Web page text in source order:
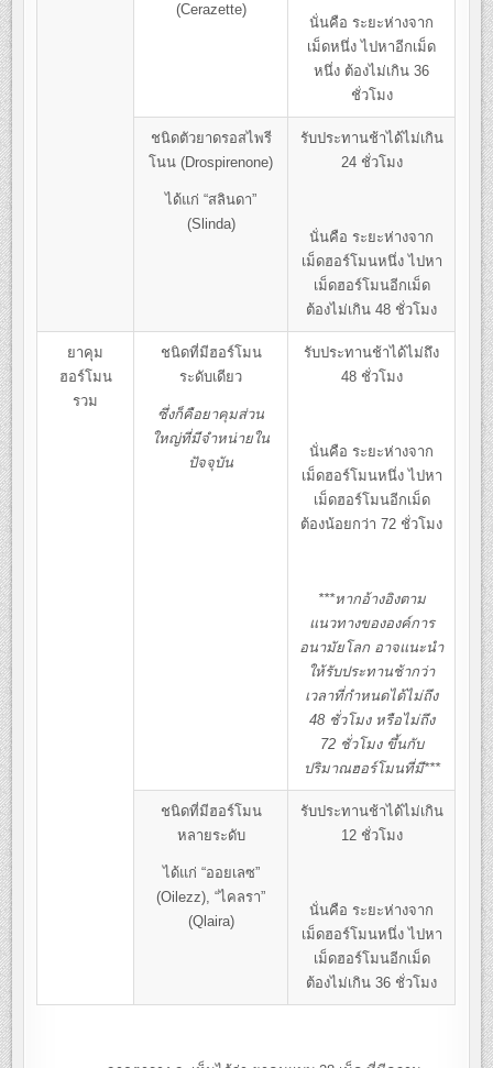
(Cerazette)
นั่นคือ ระยะห่างจาก
เม็ดหนึ่ง ไปหาอีกเม็ด
หนึ่ง ต้องไม่เกิน 36
ชั่วโมง
ชนิดตัวยาดรอสไพรี
โนน (Drospirenone)
ได้แก่ “สลินดา”
(Slinda)
รับประทานช้าได้ไม่เกิน
24 ชั่วโมง
นั่นคือ ระยะห่างจาก
เม็ดฮอร์โมนหนึ่ง ไปหา
เม็ดฮอร์โมนอีกเม็ด
ต้องไม่เกิน 48 ชั่วโมง
ยาคุม
ฮอร์โมน
รวม
ชนิดที่มีฮอร์โมน
ระดับเดียว
ซึ่งก็คือยาคุมส่วน
ใหญ่ที่มีจำหน่ายใน
ปัจจุบัน
รับประทานช้าได้ไม่ถึง
48 ชั่วโมง
นั่นคือ ระยะห่างจาก
เม็ดฮอร์โมนหนึ่ง ไปหา
เม็ดฮอร์โมนอีกเม็ด
ต้องน้อยกว่า 72 ชั่วโมง
***หากอ้างอิงตาม
แนวทางขององค์การ
อนามัยโลก อาจแนะนำ
ให้รับประทานช้ากว่า
เวลาที่กำหนดได้ไม่ถึง
48 ชั่วโมง หรือไม่ถึง
72 ชั่วโมง ขึ้นกับ
ปริมาณฮอร์โมนที่มี***
ชนิดที่มีฮอร์โมน
หลายระดับ
ได้แก่ “ออยเลซ”
(Oilezz), “ไคลรา”
(Qlaira)
รับประทานช้าได้ไม่เกิน
12 ชั่วโมง
นั่นคือ ระยะห่างจาก
เม็ดฮอร์โมนหนึ่ง ไปหา
เม็ดฮอร์โมนอีกเม็ด
ต้องไม่เกิน 36 ชั่วโมง